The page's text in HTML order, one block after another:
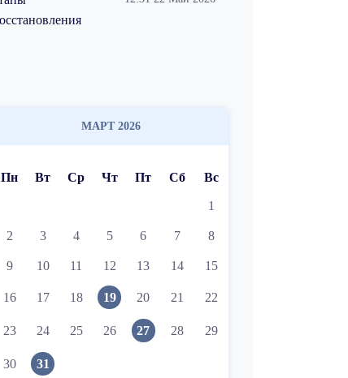
МАРТ 2026
Пн Вт Ср Чт Пт Сб Вс
1
2 3 4 5 6 7 8
9 10 11 12 13 14 15
16 17 18 19 20 21 22
23 24 25 26 27 28 29
30 31